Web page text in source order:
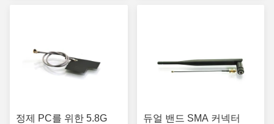
정제 PC를 위한 5.8G
듀얼 밴드 SMA 커넥터